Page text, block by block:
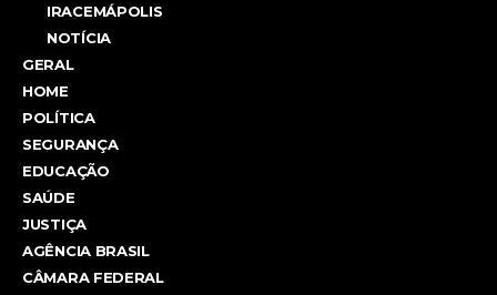
IRACEMÁPOLIS
NOTÍCIA
GERAL
HOME
POLÍTICA
SEGURANÇA
EDUCAÇÃO
SAÚDE
JUSTIÇA
AGÊNCIA BRASIL
CÂMARA FEDERAL